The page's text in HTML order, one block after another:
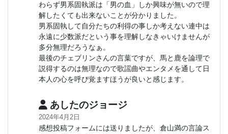
わらず男系固執派は「男の血」しか興味が無いので理
解したくても出来ないことが分かりました。
男系固執して自分たちの利得の事しか考えない連中は
永遠に少数派だという事を理解しなきゃいけませんが
多分無理だろうなぁ。
最後のチェブリンさんの言葉ですが、馬と鹿を論理で
説得するのは無理なので歌謡曲やエンタメを通して日
本人の心を呼び覚ますほうが良いと感じます。
あしたのジョージ
2024年4月2日
感想投稿フォームには送りましたが、倉山満の言論ス